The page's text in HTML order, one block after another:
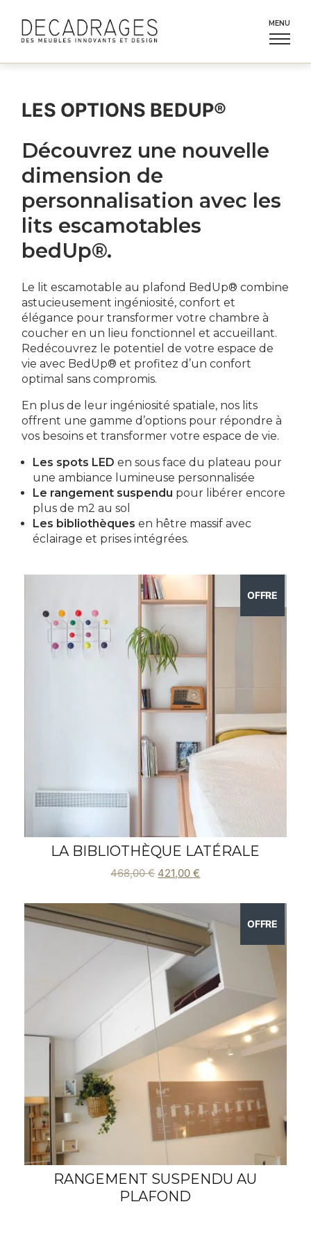
contenu
MENU
LES OPTIONS BEDUP®
Découvrez une nouvelle
dimension de
personnalisation avec les
lits escamotables
bedUp®.
Le lit escamotable au plafond BedUp® combine
astucieusement ingéniosité, confort et
élégance pour transformer votre chambre à
coucher en un lieu fonctionnel et accueillant.
Redécouvrez le potentiel de votre espace de
vie avec BedUp® et profitez d’un confort
optimal sans compromis.
En plus de leur ingéniosité spatiale, nos lits
offrent une gamme d’options pour répondre à
vos besoins et transformer votre espace de vie.
Les spots LED en sous face du plateau pour
une ambiance lumineuse personnalisée
Le rangement suspendu pour libérer encore
plus de m2 au sol
Les bibliothèques en hêtre massif avec
éclairage et prises intégrées.
OFFRE
LA BIBLIOTHÈQUE LATÉRALE
468,00€ 421,00€
OFFRE
RANGEMENT SUSPENDU AU
PLAFOND